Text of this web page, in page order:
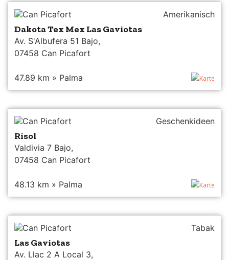
Can Picafort Amerikanisch
Dakota Tex Mex Las Gaviotas
Av. S'Albufera 51 Bajo,
07458 Can Picafort
47.89 km » Palma Karte
Can Picafort Geschenkideen
Risol
Valdivia 7 Bajo,
07458 Can Picafort
48.13 km » Palma Karte
Can Picafort Tabak
Las Gaviotas
Av. Llac 2 A Local 3,